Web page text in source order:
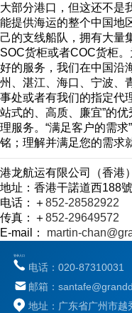
大部分港口，但这还不是
能提供海运的整个中国地
己的支线船队，拥有大量
SOC货柜或者COC货柜
好的服务，我们在中国沿
州、湛江、海口、宁波、
事处或者有我们的指定代
站式的、高质、廉宜”的
理服务。“满足客户的需
铭；理解并满足您的需求
港龙航运有限公司（香港）
地址：香港干諾道西188
电话：＋852-28582922
传真：＋852-29649572
E-mail： martin-
登录入口
电话：020-87310031
邮箱：
地址：广东省广州市越